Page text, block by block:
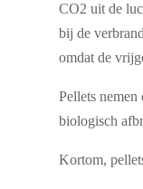
CO2 uit de
bij de
omdat de
Pellets
biologisch
Kortom,